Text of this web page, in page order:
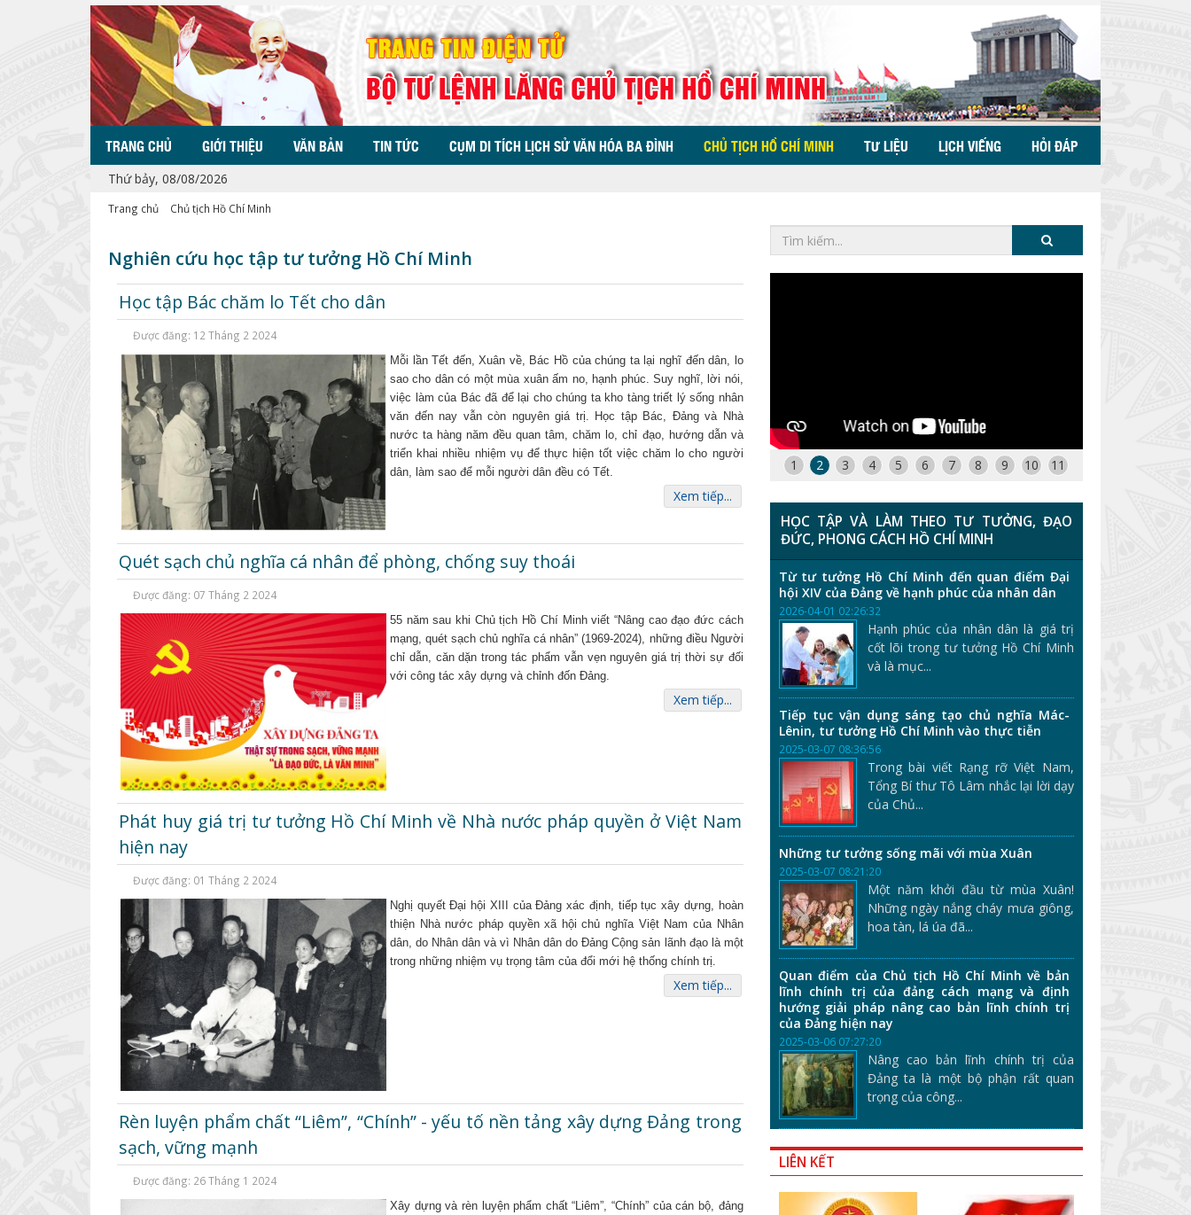
TRANG CHỦ GIỚI THIỆU VĂN BẢN TIN TỨC CỤM DI TÍCH LỊCH SỬ VĂN HÓA BA ĐÌNH CHỦ TỊCH HỒ CHÍ MINH TƯ LIỆU LỊCH VIẾNG HỎI ĐÁP
Thứ bảy, 08/08/2026
Trang chủ Chủ tịch Hồ Chí Minh
Nghiên cứu học tập tư tưởng Hồ Chí Minh
Học tập Bác chăm lo Tết cho dân
Được đăng: 12 Tháng 2 2024
Mỗi lần Tết đến, Xuân về, Bác Hồ của chúng ta lại nghĩ đến dân, lo
sao cho dân có một mùa xuân ấm no, hạnh phúc. Suy nghĩ, lời nói,
việc làm của Bác đã để lại cho chúng ta kho tàng triết lý sống nhân
văn đến nay vẫn còn nguyên giá trị. Học tập Bác, Đảng và Nhà
nước ta hàng năm đều quan tâm, chăm lo, chỉ đạo, hướng dẫn và
triển khai nhiều nhiệm vụ để thực hiện tốt việc chăm lo cho người
dân, làm sao để mỗi người dân đều có Tết.
Xem tiếp...
Quét sạch chủ nghĩa cá nhân để phòng, chống suy thoái
Được đăng: 07 Tháng 2 2024
55 năm sau khi Chủ tịch Hồ Chí Minh viết “Nâng cao đạo đức cách
mạng, quét sạch chủ nghĩa cá nhân” (1969-2024), những điều Người
chỉ dẫn, căn dặn trong tác phẩm vẫn vẹn nguyên giá trị thời sự đối
với công tác xây dựng và chỉnh đốn Đảng.
Xem tiếp...
Phát huy giá trị tư tưởng Hồ Chí Minh về Nhà nước pháp quyền ở Việt Nam
hiện nay
Được đăng: 01 Tháng 2 2024
Nghị quyết Đại hội XIII của Đảng xác định, tiếp tục xây dựng, hoàn
thiện Nhà nước pháp quyền xã hội chủ nghĩa Việt Nam của Nhân
dân, do Nhân dân và vì Nhân dân do Đảng Cộng sản lãnh đạo là một
trong những nhiệm vụ trọng tâm của đổi mới hệ thống chính trị.
Xem tiếp...
Rèn luyện phẩm chất “Liêm”, “Chính” - yếu tố nền tảng xây dựng Đảng trong
sạch, vững mạnh
Được đăng: 26 Tháng 1 2024
Xây dựng và rèn luyện phẩm chất “Liêm”, “Chính” của cán bộ, đảng
1 2 3 4 5 6 7 8 9 10 11
HỌC TẬP VÀ LÀM THEO TƯ TƯỞNG, ĐẠO
ĐỨC, PHONG CÁCH HỒ CHÍ MINH
Từ tư tưởng Hồ Chí Minh đến quan điểm Đại
hội XIV của Đảng về hạnh phúc của nhân dân
2026-04-01 02:26:32
Hạnh phúc của nhân dân là giá trị
cốt lõi trong tư tưởng Hồ Chí Minh
và là mục...
Tiếp tục vận dụng sáng tạo chủ nghĩa Mác-
Lênin, tư tưởng Hồ Chí Minh vào thực tiễn
2025-03-07 08:36:56
Trong bài viết Rạng rỡ Việt Nam,
Tổng Bí thư Tô Lâm nhắc lại lời dạy
của Chủ...
Những tư tưởng sống mãi với mùa Xuân
2025-03-07 08:21:20
Một năm khởi đầu từ mùa Xuân!
Những ngày nắng cháy mưa giông,
hoa tàn, lá úa đã...
Quan điểm của Chủ tịch Hồ Chí Minh về bản
lĩnh chính trị của đảng cách mạng và định
hướng giải pháp nâng cao bản lĩnh chính trị
của Đảng hiện nay
2025-03-06 07:27:20
Nâng cao bản lĩnh chính trị của
Đảng ta là một bộ phận rất quan
trọng của công...
LIÊN KẾT